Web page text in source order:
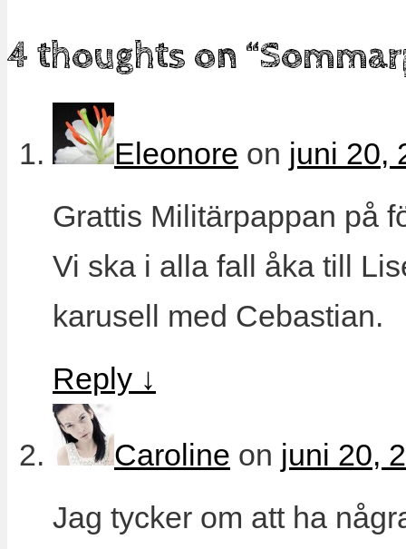
4 thoughts on “
Eleonore on juni 20,
Grattis Militärpappan på
Vi ska i alla fall åka till
karusell med Cebastian.
Reply ↓
Caroline on juni 20,
Jag tycker om att ha